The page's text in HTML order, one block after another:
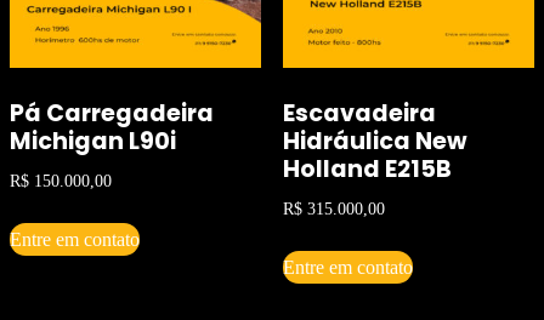
Pá Carregadeira
Michigan L90i
R$ 150.000,00
Entre em contato
Escavadeira
Hidráulica New
Holland E215B
R$315.000,00
Entre em contato